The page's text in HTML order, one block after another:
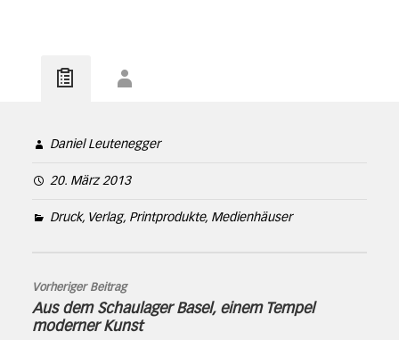
Daniel Leutenegger
20. März 2013
Druck, Verlag, Printprodukte, Medienhäuser
Vorheriger Beitrag
Aus dem Schaulager Basel, einem Tempel
moderner Kunst